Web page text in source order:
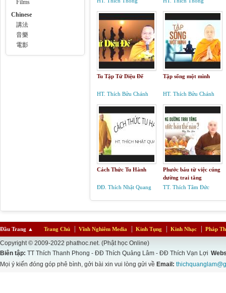
Films
Chinese
講法
音樂
電影
Tu Tập Tứ Diệu Đế
HT. Thích Bửu Chánh
Tập sống một mình
HT. Thích Bửu Chánh
Cách Thức Tu Hành
ĐĐ. Thích Nhật Quang
Phước báu từ việc cúng
dường trai tăng
TT. Thích Tâm Đức
Đầu Trang ▲ Trang Chủ Vĩnh Nghiêm Media Kinh Tụng Kinh Nhạc Pháp
Copyright © 2009-2022 phathoc.net. (Phật học Online)
Biên tập: TT Thích Thanh Phong - ĐĐ Thích Quảng Lâm - ĐĐ Thích Vạn Lợi
Mọi ý kiến đóng góp phê bình, gởi bài xin vui lòng gửi về Email: